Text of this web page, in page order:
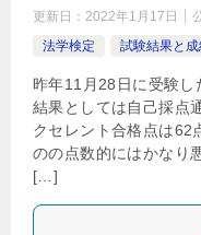
更新日： 2022年1月17日
法学検定
試験結果と
昨年11月28日に受験し
結果としては自己採点
クセレント合格点は62
のの点数的にはかなり
[…]